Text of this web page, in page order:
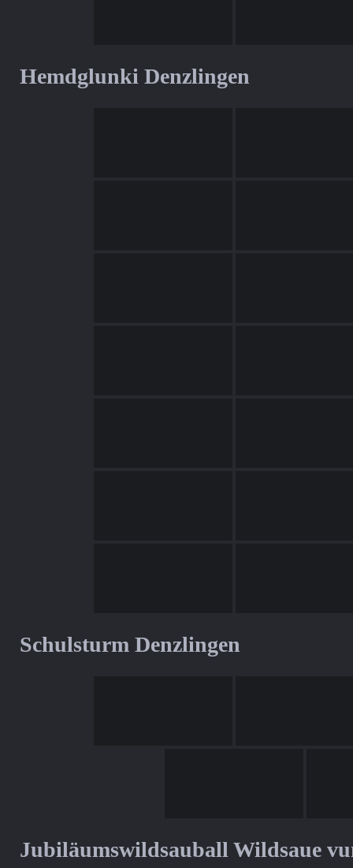
Hemdglunki Denzlingen
Schulsturm Denzlingen
Jubiläumswildsauball Wildsaue